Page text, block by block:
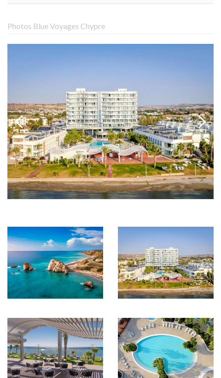
Photos Blue Voyages Chypre